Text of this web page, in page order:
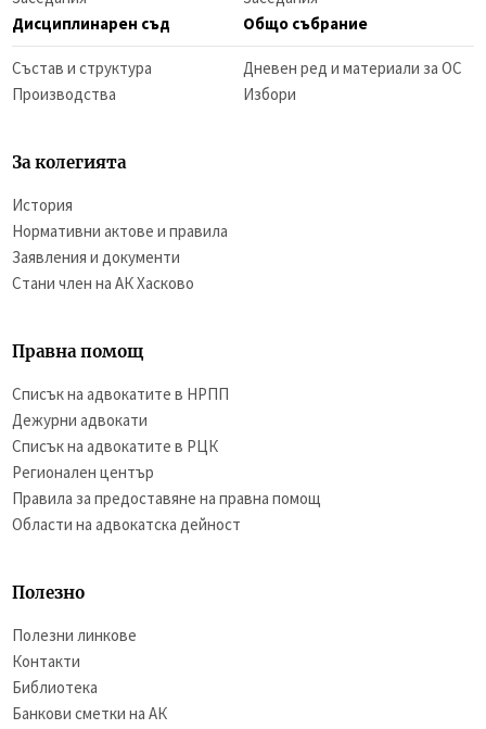
Дисциплинарен съд
Състав и структура
Производства
Общо събрание
Дневен ред и материали за ОС
Избори
За колегията
История
Нормативни актове и правила
Заявления и документи
Стани член на АК Хасково
Правна помощ
Списък на адвокатите в НРПП
Дежурни адвокати
Списък на адвокатите в РЦК
Регионален център
Правила за предоставяне на правна помощ
Области на адвокатска дейност
Полезно
Полезни линкове
Контакти
Библиотека
Банкови сметки на АК